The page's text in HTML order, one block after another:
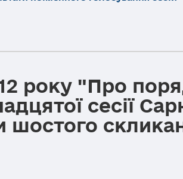
року "Про
сесії
шостого